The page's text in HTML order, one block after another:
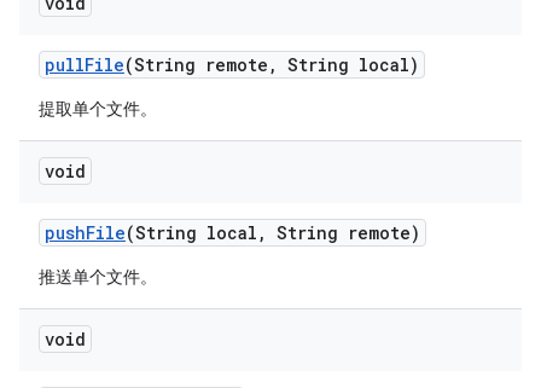
pullFile(String remote , String local)
提取单个文件。
void
pushFile(String local , String remote)
推送单个文件。
void